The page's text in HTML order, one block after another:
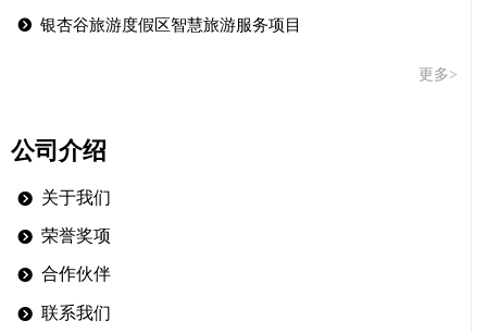
뀹 银杏谷旅游度假区智慧旅游服务项目
更多>
公司介绍
뀹 关于我们
뀹 荣誉奖项
뀹 联系我们
뀹 合作伙伴